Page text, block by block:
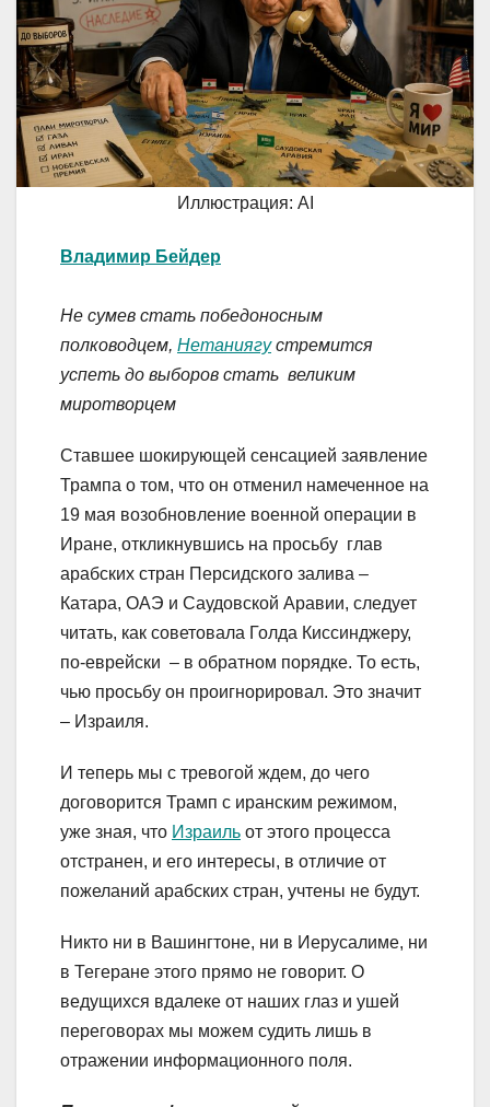
Иллюстрация: AI
Владимир Бейдер
Не сумев стать победоносным
полководцем, Нетаниягустремится
успеть до выборов стать великим
миротворцем
Ставшее шокирующей сенсацией заявление
Трампа о том, что он отменил намеченное на
19 мая возобновление военной операции в
Иране, откликнувшись на просьбу глав
арабских стран Персидского залива –
Катара, ОАЭ и Саудовской Аравии, следует
читать, как советовала Голда Киссинджеру,
по-еврейски – в обратном порядке. То есть,
чью просьбу он проигнорировал. Это значит
– Израиля.
И теперь мы с тревогой ждем, до чего
договорится Трамп с иранским режимом,
уже зная, что Израиль от этого процесса
отстранен, и его интересы, в отличие от
пожеланий арабских стран, учтены не будут.
Никто ни в Вашингтоне, ни в Иерусалиме, ни
в Тегеране этого прямо не говорит. О
ведущихся вдалеке от наших глаз и ушей
переговорах мы можем судить лишь в
отражении информационного поля.